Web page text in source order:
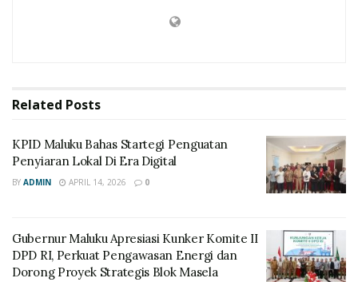
Related Posts
KPID Maluku Bahas Startegi Penguatan
Penyiaran Lokal Di Era Digital
BY ADMIN APRIL 14, 2026 0
Gubernur Maluku Apresiasi Kunker Komite II
DPD RI, Perkuat Pengawasan Energi dan
Dorong Proyek Strategis Blok Masela